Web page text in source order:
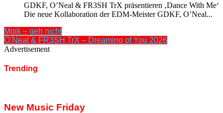
GDKF, O’Neal & FR3SH TrX präsentieren ‚Dance With Me‘
Die neue Kollaboration der EDM-Meister GDKF, O’Neal...
Mgik – geh nicht
O’Neal & FR3SH TrX – Dreaming of You 2026
Advertisement
Trending
New Music Friday